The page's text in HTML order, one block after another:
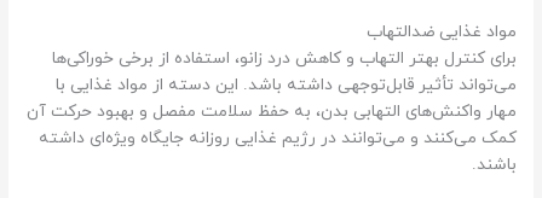
مواد غذایی ضدالتهاب
برای کنترل بهتر التهاب و کاهش درد زانو، استفاده از برخی خوراکی‌ها
می‌تواند تأثیر قابل‌توجهی داشته باشد. این دسته از مواد غذایی با
مهار واکنش‌های التهابی بدن، به حفظ سلامت مفصل و بهبود حرکت آن
کمک می‌کنند و می‌توانند در رژیم غذایی روزانه جایگاه ویژه‌ای داشته
باشند.